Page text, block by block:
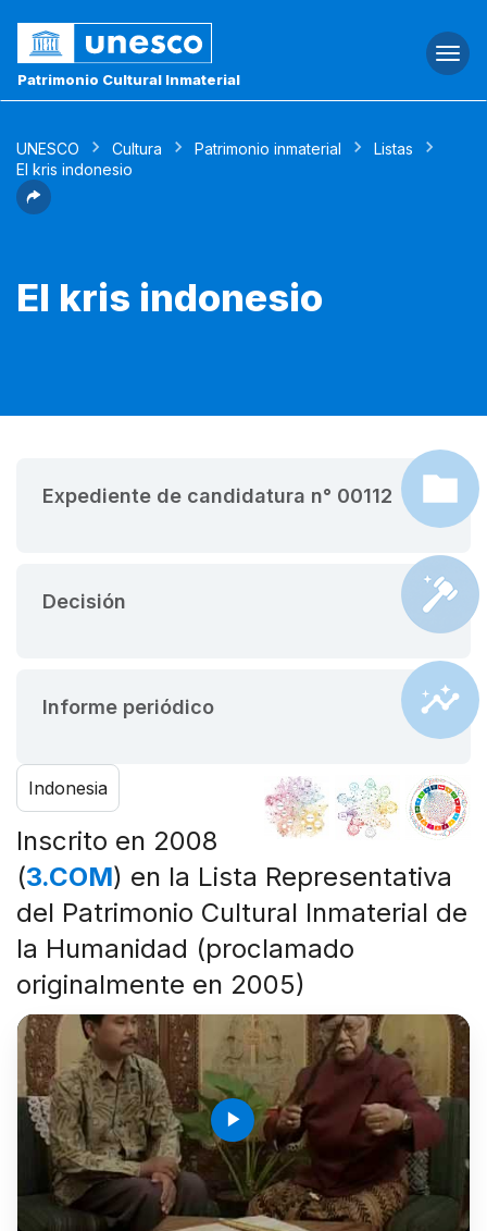
Patrimonio Cultural Inmaterial
UNESCO Cultura Patrimonio inmaterial
Listas
El kris indonesio
El kris indonesio
Expediente de candidatura n° 00112
Decisión
Informe periódico
Indonesia
Inscrito en 2008
(3.COM) en la Lista Representativa
del Patrimonio Cultural Inmaterial de
la Humanidad (proclamado
originalmente en 2005)
play_arrow